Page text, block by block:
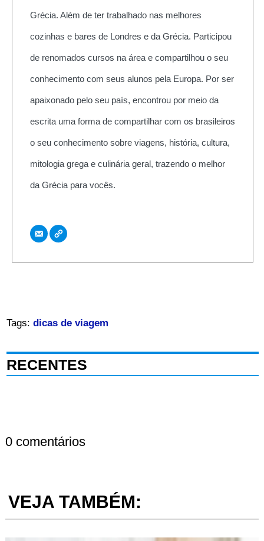
Grécia. Além de ter trabalhado nas melhores
cozinhas e bares de Londres e da Grécia. Participou
de renomados cursos na área e compartilhou o seu
conhecimento com seus alunos pela Europa. Por ser
apaixonado pelo seu país, encontrou por meio da
escrita uma forma de compartilhar com os brasileiros
o seu conhecimento sobre viagens, história, cultura,
mitologia grega e culinária geral, trazendo o melhor
da Grécia para vocês.
Tags: dicas de viagem
RECENTES
0 comentários
VEJA TAMBÉM: